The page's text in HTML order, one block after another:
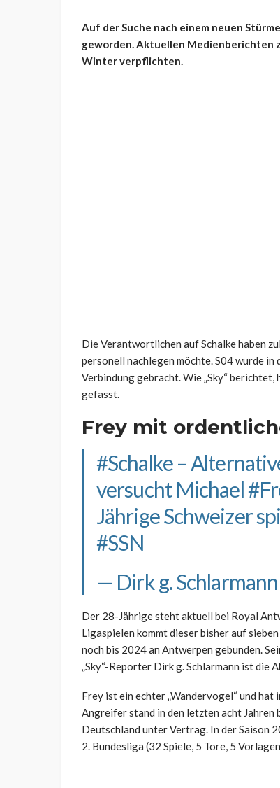
Auf der Suche nach einem neuen
geworden. Aktuellen Medienberichten
Winter verpflichten.
Die Verantwortlichen auf Schalke haben
personell nachlegen möchte. S04 wurde
Verbindung gebracht. Wie „Sky“
gefasst.
Frey mit
#Schalke–
versucht Michael
Jährige Schweizer
#SSN
— Dirk g.
Der 28-Jährige steht aktuell bei Royal
Ligaspielen kommt dieser bisher auf
noch bis 2024 an Antwerpen gebunden.
„Sky“-Reporter Dirk g. Schlarmann ist
Frey ist ein echter „Wandervogel“ und
Angreifer stand in den letzten acht Jahren
Deutschland unter Vertrag. In der Saison
2. Bundesliga (32 Spiele, 5 Tore, 5